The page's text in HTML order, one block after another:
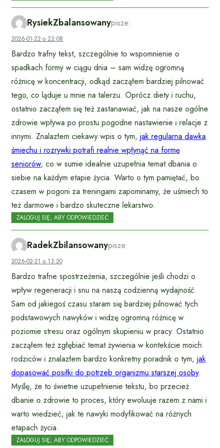
RysiekZbalansowanypisze:
2026-01-22 o 22:08
Bardzo trafny tekst, szczególnie to wspomnienie o
spadkach formy w ciągu dnia – sam widzę ogromną
różnicę w koncentracji, odkąd zacząłem bardziej pilnować
tego, co ląduje u mnie na talerzu. Oprócz diety i ruchu,
ostatnio zacząłem się też zastanawiać, jak na nasze ogólne
zdrowie wpływa po prostu pogodne nastawienie i relacje z
innymi. Znalazłem ciekawy wpis o tym, jak regularna dawka
śmiechu i rozrywki potrafi realnie wpłynąć na formę
seniorów, co w sumie idealnie uzupełnia temat dbania o
siebie na każdym etapie życia. Warto o tym pamiętać, bo
czasem w pogoni za treningami zapominamy, że uśmiech to
też darmowe i bardzo skuteczne lekarstwo.
ZALOGUJ SIĘ, ABY ODPOWIEDZIEĆ
RadekZbilansowanypisze:
2026-02-21 o 13:20
Bardzo trafne spostrzeżenia, szczególnie jeśli chodzi o
wpływ regeneracji i snu na naszą codzienną wydajność.
Sam od jakiegoś czasu staram się bardziej pilnować tych
podstawowych nawyków i widzę ogromną różnicę w
poziomie stresu oraz ogólnym skupieniu w pracy. Ostatnio
zacząłem też zgłębiać temat żywienia w kontekście moich
rodziców i znalazłem bardzo konkretny poradnik o tym, jak
dopasować posiłki do potrzeb organizmu starszej osoby.
Myślę, że to świetne uzupełnienie tekstu, bo przecież
dbanie o zdrowie to proces, który ewoluuje razem z nami i
warto wiedzieć, jak te nawyki modyfikować na różnych
etapach życia.
ZALOGUJ SIĘ, ABY ODPOWIEDZIEĆ